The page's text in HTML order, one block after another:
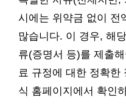
시에는 위약금 없이 전
많습니다. 이 경우, 해
류(증명서 등)를 제출
료 규정에 대한 정확한
식 홈페이지에서 확인